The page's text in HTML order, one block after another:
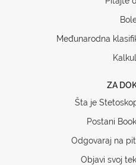
Međunarodna
ZA
Šta je
Postani
Odgovaraj na
Objavi svoj